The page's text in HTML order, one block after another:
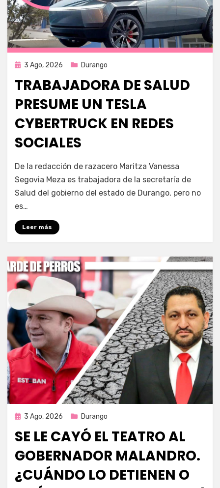
Publicada
3 Ago, 2026 Durango
TRABAJADORA DE SALUD
PRESUME UN TESLA
CYBERTRUCK EN REDES
SOCIALES
por Fernando Miranda Servín
De la redacción de razacero Maritza Vanessa
Segovia Meza es trabajadora de la secretaría de
Salud del gobierno del estado de Durango, pero no
es…
Leer más
Publicada
3 Ago, 2026 Durango
SE LE CAYÓ EL TEATRO AL
GOBERNADOR MALANDRO.
¿CUÁNDO LO DETIENEN O